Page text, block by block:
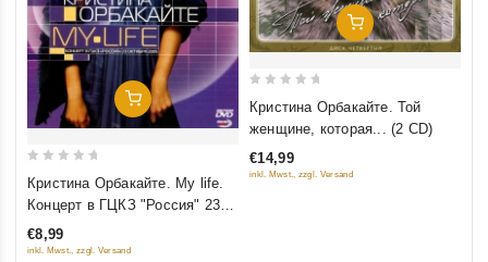
Добавить В Корзину
out
5
Кристина Орбакайте. My life.
Концерт в ГЦКЗ "Россия" 23
Октября 2005
€8,99
inkl. Mwst., zzgl. Versand
Добавить В Корзину
out
5
Кристина Орбакайте. Той
женщине, которая... (2 CD)
€14,99
inkl. Mwst., zzgl. Versand